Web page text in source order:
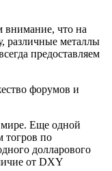
внимание, что на
различные металлы
предоставляем
форумов и
мире. Еще одной
тогров по
долларового
от DXY